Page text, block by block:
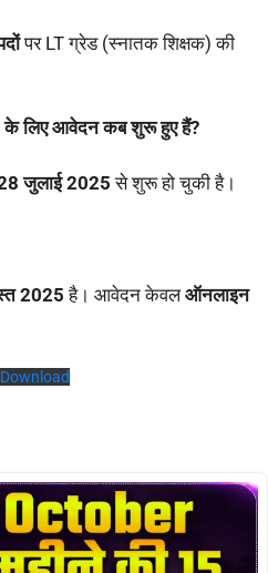
पर LT ग्रेड (स्नातक शिक्षक) की
के लिए आवेदन कब शुरू हुए हैं?
जुलाई 2025 से शुरू हो चुकी है।
2025 है। आवेदन केवलऑनलाइन
Download